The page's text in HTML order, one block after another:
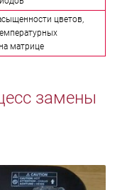
цветов,
матрице
замены